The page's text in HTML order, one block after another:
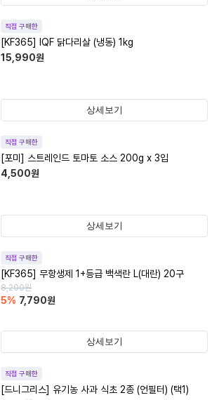
직접 구매한
[KF365] IQF 닭다리살 (냉동) 1kg
15,990원
상세보기
직접 구매한
[포미] 스트레인드 토마토 소스 200g x 3입
4,500원
상세보기
직접 구매한
[KF365] 무항생제 1+등급 백색란 L(대란) 20구
8,200원
5% 7,790원
상세보기
직접 구매한
[드니그리스] 유기농 사과 식초 2종 (언필터) (택1)